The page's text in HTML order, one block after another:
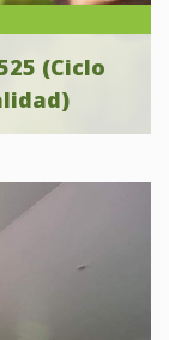
(Ciclo